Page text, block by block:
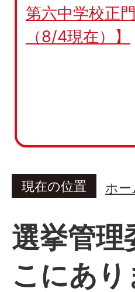
第六中学校正
（8/4現在）】
現在の位置 ホー
選挙管理
こにあり